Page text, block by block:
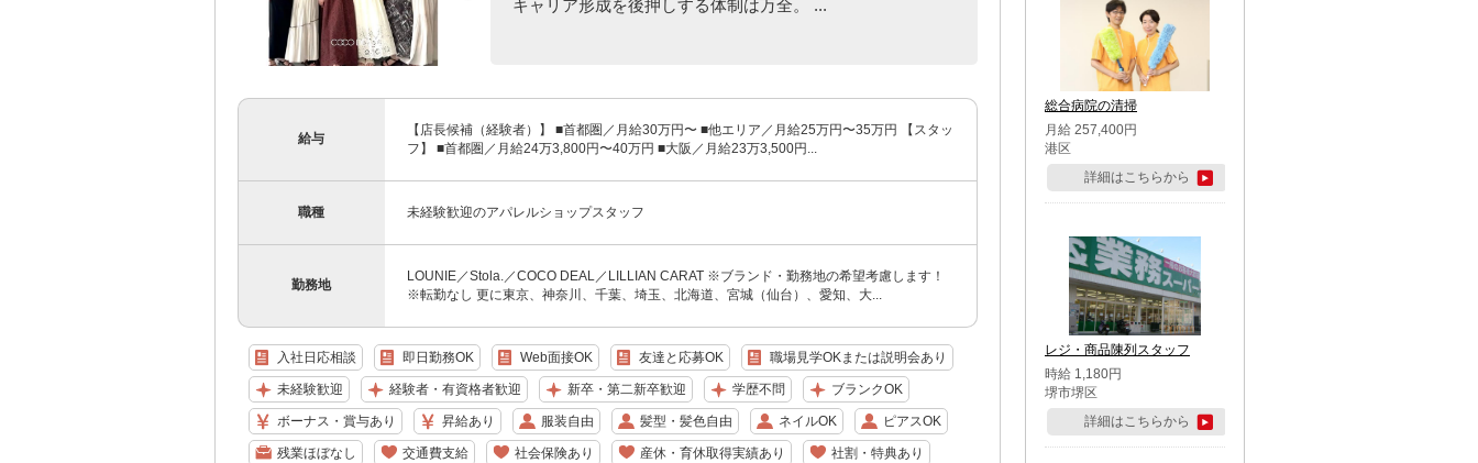
キャリア形成を後押しする体制は万全。 ...
給与
【店長候補（経験者）】 ■首都圏／月給30万円〜 ■他エリア／月給25万円〜35万円 【スタッ
フ】 ■首都圏／月給24万3,800円〜40万円 ■大阪／月給23万3,500円...
職種 未経験歓迎のアパレルショップスタッフ
勤務地
LOUNIE／Stola.／COCO DEAL／LILLIAN CARAT ※ブランド・勤務地の希望考慮します！
※転勤なし 更に東京、神奈川、千葉、埼玉、北海道、宮城（仙台）、愛知、大...
入社日応相談 即日勤務OK Web面接OK 友達と応募OK 職場見学OKまたは説明会あり
未経験歓迎 経験者・有資格者歓迎 新卒・第二新卒歓迎 学歴不問 ブランクOK
ボーナス・賞与あり 昇給あり 服装自由 髪型・髪色自由 ネイルOK ピアスOK
残業ほぼなし 交通費支給 社会保険あり 産休・育休取得実績あり 社割・特典あり
総合病院の清掃
月給 257,400円
港区
詳細はこちらから
レジ・商品陳列スタッフ
時給 1,180円
堺市堺区
詳細はこちらから